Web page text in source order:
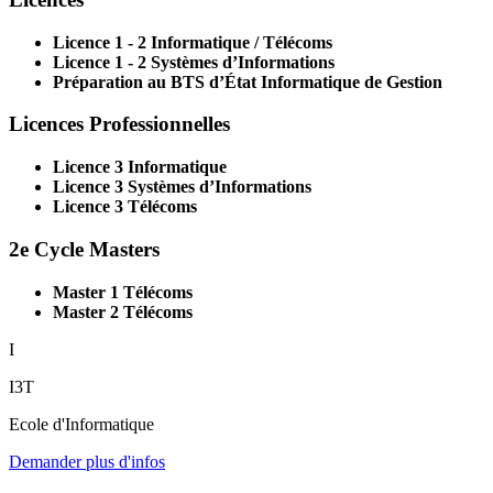
Licence 1 - 2 Informatique / Télécoms
Licence 1 - 2 Systèmes d’Informations
Préparation au BTS d’État Informatique de Gestion
Licences Professionnelles
Licence 3 Informatique
Licence 3 Systèmes d’Informations
Licence 3 Télécoms
2e Cycle Masters
Master 1 Télécoms
Master 2 Télécoms
I
I3T
Ecole d'Informatique
Demander plus d'infos